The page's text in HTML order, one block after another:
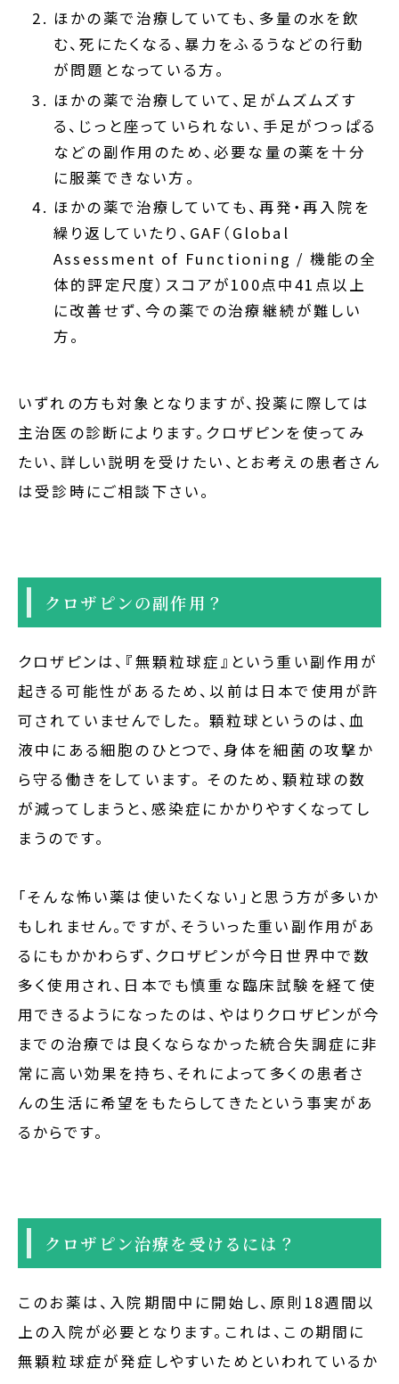
ほかの薬で治療していても、多量の水を飲
む、死にたくなる、暴力をふるうなどの行動
が問題となっている方。
ほかの薬で治療していて、足がムズムズす
る、じっと座っていられない、手足がつっぱる
などの副作用のため、必要な量の薬を十分
に服薬できない方。
ほかの薬で治療していても、再発・再入院を
繰り返していたり、GAF（Global
Assessment of Functioning / 機能の全
体的評定尺度）スコアが100点中41点以上
に改善せず、今の薬での治療継続が難しい
方。
いずれの方も対象となりますが、投薬に際しては
主治医の診断によります。クロザピンを使ってみ
たい、詳しい説明を受けたい、とお考えの患者さん
は受診時にご相談下さい。
クロザピンの副作用？
クロザピンは、『無顆粒球症』という重い副作用が
起きる可能性があるため、以前は日本で使用が許
可されていませんでした。 顆粒球というのは、血
液中にある細胞のひとつで、身体を細菌の攻撃か
ら守る働きをしています。 そのため、顆粒球の数
が減ってしまうと、感染症にかかりやすくなってし
まうのです。
「そんな怖い薬は使いたくない」と思う方が多いか
もしれません。ですが、そういった重い副作用があ
るにもかかわらず、クロザピンが今日世界中で数
多く使用され、日本でも慎重な臨床試験を経て使
用できるようになったのは、やはりクロザピンが今
までの治療では良くならなかった統合失調症に非
常に高い効果を持ち、それによって多くの患者さ
んの生活に希望をもたらしてきたという事実があ
るからです。
クロザピン治療を受けるには？
このお薬は、入院期間中に開始し、原則18週間以
上の入院が必要となります。これは、この期間に
無顆粒球症が発症しやすいためといわれているか